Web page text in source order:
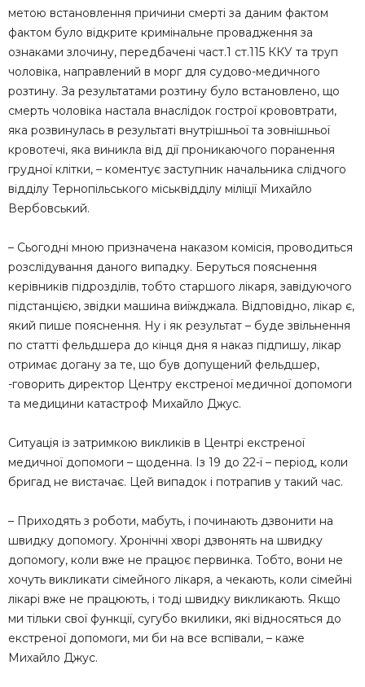
метою встановлення причини смерті за даним фактом
фактом було відкрите кримінальне провадження за
ознаками злочину, передбачені част.1 ст.115 ККУ та труп
чоловіка, направлений в морг для судово-медичного
розтину. За результатами розтину було встановлено, що
смерть чоловіка настала внаслідок гострої крововтрати,
яка розвинулась в результаті внутрішньої та зовнішньої
кровотечі, яка виникла від дії проникаючого поранення
грудної клітки, – коментує заступник начальника слідчого
відділу Тернопільського міськвідділу міліції Михайло
Вербовський.
– Сьогодні мною призначена наказом комісія, проводиться
розслідування даного випадку. Беруться пояснення
керівників підрозділів, тобто старшого лікаря, завідуючого
підстанцією, звідки машина виїжджала. Відповідно, лікар є,
який пише пояснення. Ну і як результат – буде звільнення
по статті фельдшера до кінця дня я наказ підпишу, лікар
отримає догану за те, що був допущений фельдшер,
-говорить директор Центру екстреної медичної допомоги
та медицини катастроф Михайло Джус.
Ситуація із затримкою викликів в Центрі екстреної
медичної допомоги – щоденна. Із 19 до 22-ї – період, коли
бригад не вистачає. Цей випадок і потрапив у такий час.
– Приходять з роботи, мабуть, і починають дзвонити на
швидку допомогу. Хронічні хворі дзвонять на швидку
допомогу, коли вже не працює первинка. Тобто, вони не
хочуть викликати сімейного лікаря, а чекають, коли сімейні
лікарі вже не працюють, і тоді швидку викликають. Якщо
ми тільки свої функції, сугубо вкилики, які відносяться до
екстреної допомоги, ми би на все вспівали, – каже
Михайло Джус.